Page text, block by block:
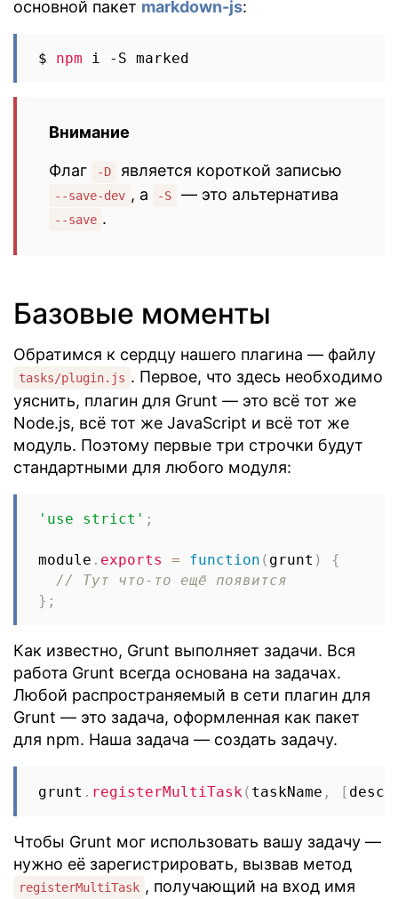
основной пакет markdown-js:
$ npm
Внимание
Флаг -D является короткой записью
--save-dev , а -S — это альтернатива
--save .
Базовые моменты
Обратимся к сердцу нашего плагина — файлу
tasks/plugin.js . Первое, что здесь необходимо
уяснить, плагин для Grunt — это всё тот же
Node.js, всё тот же JavaScript и всё тот же
модуль. Поэтому первые три строчки будут
стандартными для любого модуля:
'use strict' ;
module . exports = function ( grunt )
{
// Тут что-то ещё появится
} ;
Как известно, Grunt выполняет задачи. Вся
работа Grunt всегда основана на задачах.
Любой распространяемый в сети плагин для
Grunt — это задача, оформленная как пакет
для npm. Наша задача — создать задачу.
grunt . registerMultiTask ( taskName , [
Чтобы Grunt мог использовать вашу задачу —
нужно её зарегистрировать, вызвав метод
registerMultiTask , получающий на вход имя